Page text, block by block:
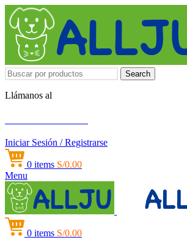
Search
Llámanos al
Iniciar Sesión / Registrarse
0 items S/0.00
Menu
0 items S/0.00